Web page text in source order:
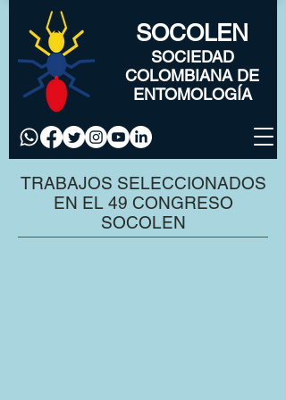
SOCOLEN
SOCIEDAD
COLOMBIANA DE
ENTOMOLOGÍA
TRABAJOS SELECCIONADOS
EN EL 49 CONGRESO
SOCOLEN